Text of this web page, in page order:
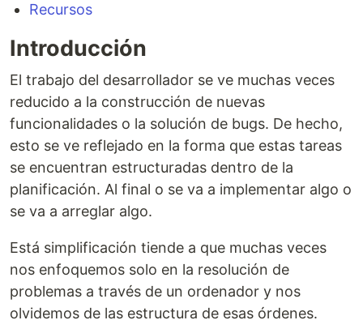
Recursos
Introducción
El trabajo del desarrollador se ve muchas veces
reducido a la construcción de nuevas
funcionalidades o la solución de bugs. De hecho,
esto se ve reflejado en la forma que estas tareas
se encuentran estructuradas dentro de la
planificación. Al final o se va a implementar algo o
se va a arreglar algo.
Está simplificación tiende a que muchas veces
nos enfoquemos solo en la resolución de
problemas a través de un ordenador y nos
olvidemos de las estructura de esas órdenes.